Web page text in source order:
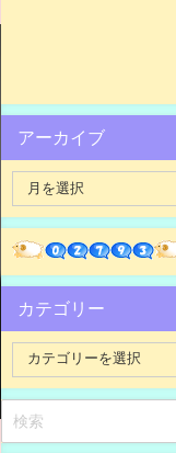
アーカイブ
カテゴリー